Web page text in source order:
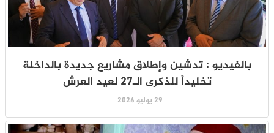
بالفيديو : تدشين وإطلاق مشاريع جديدة بالداخلة
تخليداً للذكرى الـ27 لعيد العرش
29 يوليو 2026